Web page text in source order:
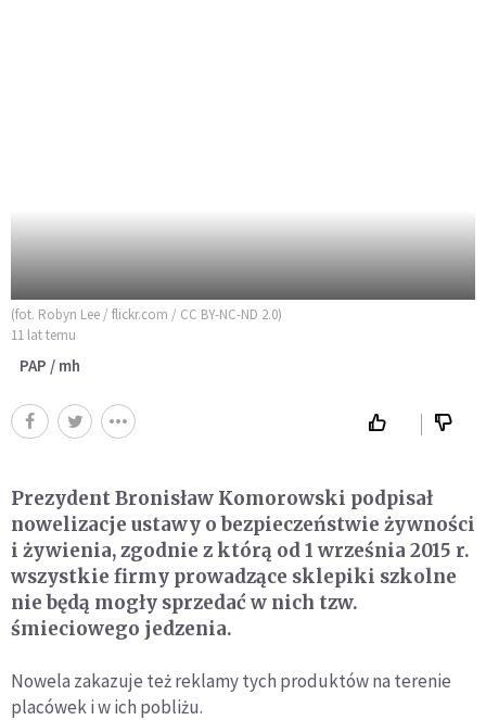
(fot. Robyn Lee / flickr.com / CC BY-NC-ND 2.0)
11 lat temu
PAP / mh
Prezydent Bronisław Komorowski podpisał
nowelizacje ustawy o bezpieczeństwie żywności
i żywienia, zgodnie z którą od 1 września 2015 r.
wszystkie firmy prowadzące sklepiki szkolne
nie będą mogły sprzedać w nich tzw.
śmieciowego jedzenia.
Nowela zakazuje też reklamy tych produktów na terenie
placówek i w ich pobliżu.